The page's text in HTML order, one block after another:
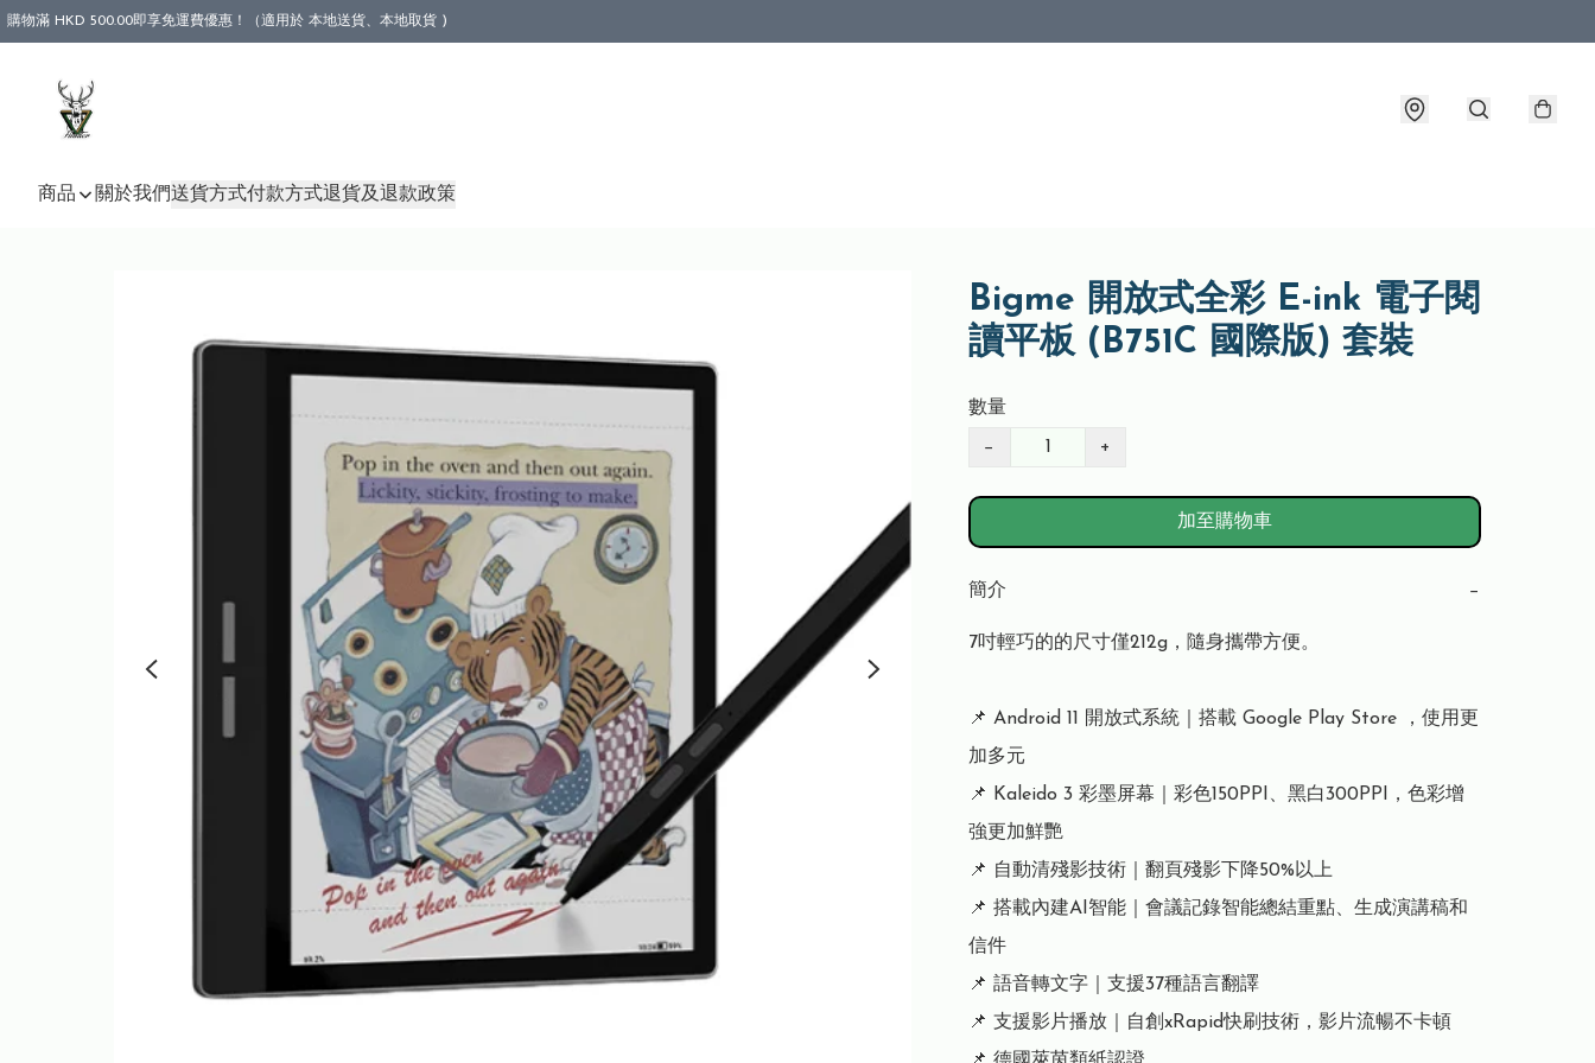
購物滿 HKD 500.00即享免運費優惠！（適用於 本地送貨、本地取貨 )
商品 關於我們送貨方式付款方式退貨及退款政策
Bigme 開放式全彩 E-ink 電子閱
讀平板 (B751C 國際版) 套裝
數量
− +
加至購物車
簡介 −
7吋輕巧的的尺寸僅212g，隨身攜帶方便。
📌 Android 11 開放式系統｜搭載 Google Play Store ，使用更
加多元
📌 Kaleido 3 彩墨屏幕｜彩色150PPI、黑白300PPI，色彩增
強更加鮮艷
📌 自動清殘影技術｜翻頁殘影下降50%以上
📌 搭載內建AI智能｜會議記錄智能總結重點、生成演講稿和
信件
📌 語音轉文字｜支援37種語言翻譯
📌 支援影片播放｜自創xRapid快刷技術，影片流暢不卡頓